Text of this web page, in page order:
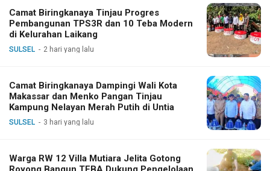
Camat Biringkanaya Tinjau Progres
Pembangunan TPS3R dan 10 Teba Modern
di Kelurahan Laikang
SULSEL 2 hari yang lalu
Camat Biringkanaya Dampingi Wali Kota
Makassar dan Menko Pangan Tinjau
Kampung Nelayan Merah Putih di Untia
SULSEL 3 hari yang lalu
Warga RW 12 Villa Mutiara Jelita Gotong